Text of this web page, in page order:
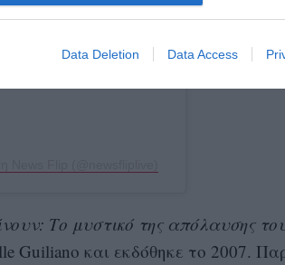
Data Deletion Data Access
Το μυστικό της απόλαυσης
Guiliano και εκδόθηκε το 2007.